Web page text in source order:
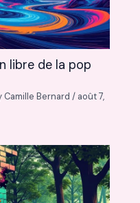
libre de la pop
Camille Bernard/ août 7,